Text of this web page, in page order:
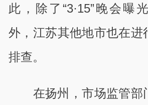
此，除了“3·15”晚会曝
外，江苏其他地市也在进
排查。
在扬州，市场监管部